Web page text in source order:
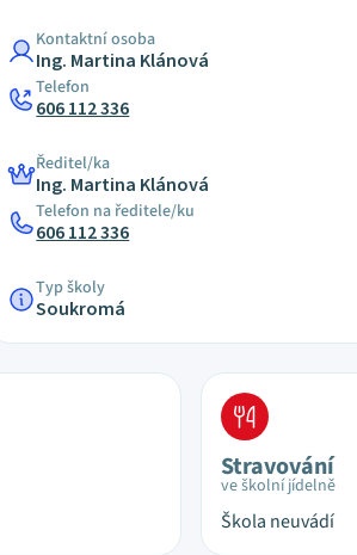
Kontaktní osoba
Ing. Martina Klánová
Telefon
606 112 336
Ředitel/ka
Ing. Martina Klánová
Telefon na ředitele/ku
606 112 336
Typ školy
Soukromá
Stravování
ve školní jídelně
Škola neuvádí